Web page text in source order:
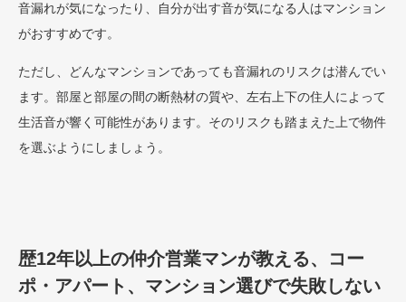
音漏れが気になったり、自分が出す音が気になる人はマンション
がおすすめです。
ただし、どんなマンションであっても音漏れのリスクは潜んでい
ます。部屋と部屋の間の断熱材の質や、左右上下の住人によって
生活音が響く可能性があります。そのリスクも踏まえた上で物件
を選ぶようにしましょう。
歴12年以上の仲介営業マンが教える、コー
ポ・アパート、マンション選びで失敗しない